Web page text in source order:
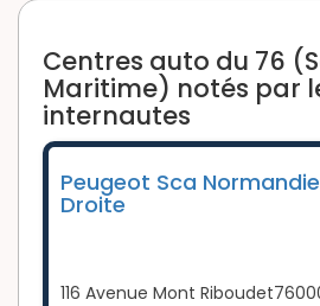
Centres auto du 76
Maritime) notés par
internautes
Peugeot Sca
Droite
116 Avenue Mont